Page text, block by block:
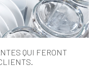
QUI FERONT